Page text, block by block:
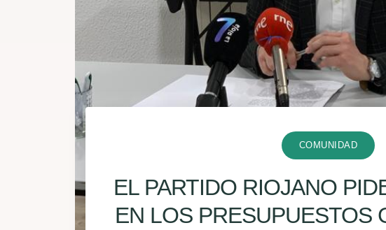
COMUNIDAD
EL PARTIDO RIOJANO
EN LOS PRESUPUESTOS